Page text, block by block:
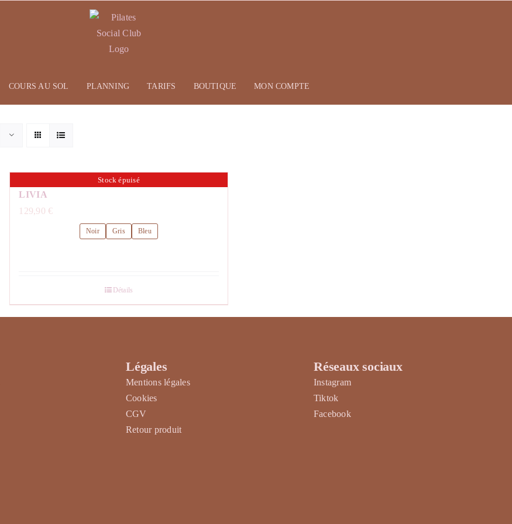
COURS AU SOL PLANNING TARIFS BOUTIQUE MON COMPTE
Stock épuisé
LIVIA
129,90 €
Noir Gris Bleu
Détails
Légales
Mentions légales
Cookies
CGV
Retour produit
Réseaux sociaux
Instagram
Tiktok
Facebook